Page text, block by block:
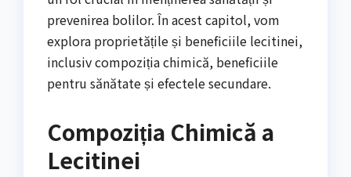
prevenirea bolilor. În acest capitol, vom
explora proprietățile și beneficiile lecitinei,
inclusiv compoziția chimică, beneficiile
pentru sănătate și efectele secundare.
Compoziția Chimică a
Lecitinei